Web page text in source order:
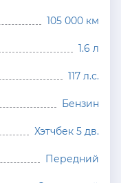
105 000 км
1.6 л
117 л.с.
Бензин
Хэтчбек 5 дв.
Передний